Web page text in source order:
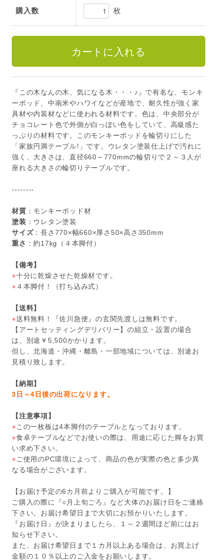
購入数 枚
『この木なんの木、気になる木・・・♪』で有名な、モンキ
ーポッド、中南米やハワイなどが産地で、耐久性が強く家
具材や内装材などに使われる材料です。色は、中央部分が
チョコレート色で外側が白っぽい色をしていて、高級感た
っぷりの材料です。このモンキーポッドを輪切りにした
「家族円満テーブル!」です。ウレタン塗装仕上げで汚れに
強く、大きさは、直径660～770mmの輪切りで２～３人が
座れる大きさの輪切りテーブルです。
--------
材質 ：モンキーポッド材
塗装 ：ウレタン塗装
サイズ：長さ770×幅660×厚さ50×高さ350mm
重さ ：約17kg（４本脚付）
【備考】
●十分に乾燥させた乾燥材です。
● ４本脚付！（打ち込み式）
【送料】
●送料無料！『佐川急便』の玄関先渡しは無料です。
【アートセッティングデリバリー】の組立・設置の場合
は、別途￥5,500かかります。
但し、北海道・沖縄・離島・一部地域については、別途お
見積り致します。
【納期】
3日～4日後の出荷になります。
【注意事項】
● この一枚板は4本脚付のテーブルとなっております。
●食卓テーブルなどでお使いの際は、用途に応じた脚をお買
い求め下さい。
● ご使用のPC環境によって、商品の色が実際の色と多少異
なる場合がございます。
【お届け予定の6カ月前よりご購入が可能です。】
ご購入の際に『○月上旬ごろ』など大体のお届け日をご連絡
下さい。お届け希望日まで大切にお預かりいたします。
『お届け日』が決まりましたら、１～２週間ほど前にはお
知らせ下さい。
また、お届け希望日まで１カ月以上ある場合は、お買上げ
金額の１０％以上のご入金をお願いします。